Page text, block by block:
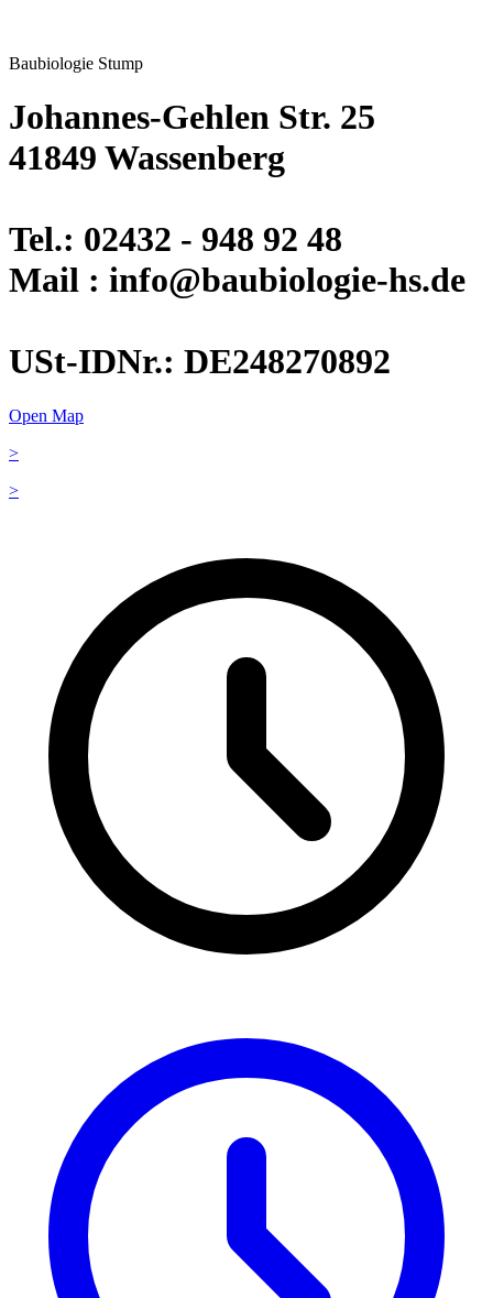
Baubiologie Stump
Johannes-Gehlen Str. 25
41849 Wassenberg
Tel.: 02432 - 948 92 48
Mail : info@baubiologie-hs.de
USt-IDNr.: DE248270892
Open Map
>
>